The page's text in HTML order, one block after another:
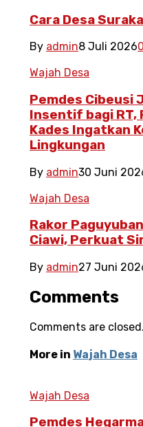
Cara Desa
By admin8 Juli 20260
Wajah Desa
Pemdes Cibeusi
Insentif bagi RT,
Kades Ingatkan
Lingkungan
By admin30 Juni
Wajah Desa
Rakor
Ciawi, Perkuat
By admin27 Juni
Comments
Comments are closed.
More in Wajah Desa
Wajah Desa
Pemdes